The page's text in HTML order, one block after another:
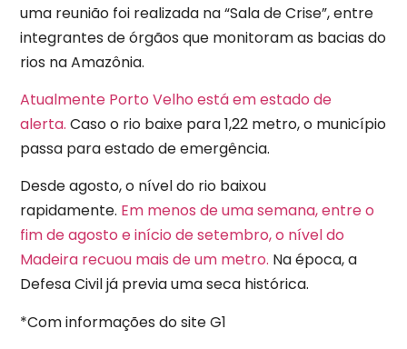
uma reunião foi realizada na “Sala de Crise”, entre
integrantes de órgãos que monitoram as bacias do
rios na Amazônia.
Atualmente Porto Velho está em estado de
alerta. Caso o rio baixe para 1,22 metro, o município
passa para estado de emergência.
Desde agosto, o nível do rio baixou
rapidamente. Em menos de uma semana, entre o
fim de agosto e início de setembro, o nível do
Madeira recuou mais de um metro. Na época, a
Defesa Civil já previa uma seca histórica.
*Com informações do site G1